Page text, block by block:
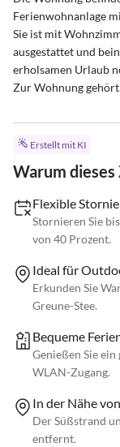
Ferienwohnanlage
Sie ist mit
ausgestattet und
erholsamen Urlaub
Zur Wohnung
Erstellt mit KI
Warum dieses
Flexible
Stornieren Sie
von 40 Prozent.
Ideal für
Erkunden Sie
Greune-Stee.
Bequeme
Genießen Sie
WLAN-Zugang.
In der Nähe
Der Süßstrand
entfernt.